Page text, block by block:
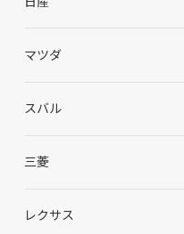
マツダ
スバル
三菱
レクサス